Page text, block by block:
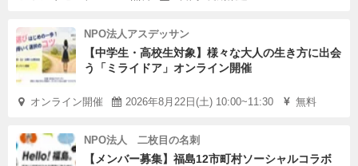
NPO法人アスデッサン
【中学生・高校生対象】様々な大人の生き方に出会
う「ミライドア」オンライン開催
オンライン開催 2026年8月22日(土) 10:00~11:30 無料
NPO法人 二枚目の名刺
【メンバー募集】福島12市町村ソーシャルコラボ